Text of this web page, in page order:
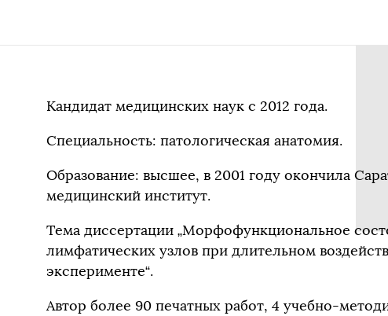
Кандидат медицинских наук с 2012 года.
Специальность: патологическая анатомия.
Образование: высшее, в 2001 году окончила
медицинский институт.
Тема диссертации „Морфофункциональное
лимфатических узлов при длительном
эксперименте“.
Автор более 90 печатных работ, 4 учебно-